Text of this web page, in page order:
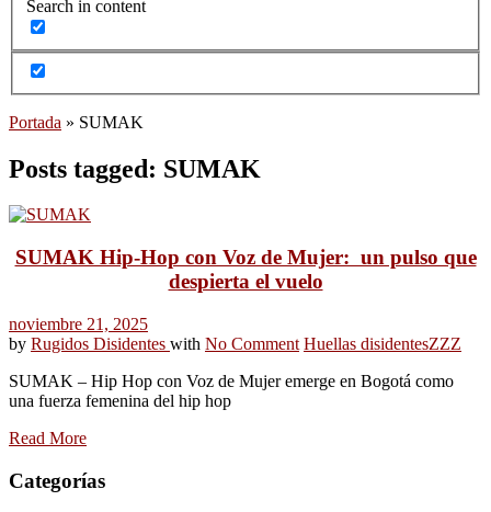
Search in content
Portada » SUMAK
Posts tagged: SUMAK
SUMAK Hip-Hop con Voz de Mujer: un pulso que
despierta el vuelo
noviembre 21, 2025
by Rugidos Disidentes with No Comment Huellas disidentesZZZ
SUMAK – Hip Hop con Voz de Mujer emerge en Bogotá como
una fuerza femenina del hip hop
Read More
Categorías